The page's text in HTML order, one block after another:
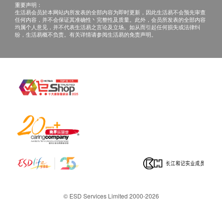
医生讲解报告
查询：
如客户有其他查询，请致电2711 5222 与本院门诊部
职员联络或致电31518813 / Whatsapp 52834117联络
重要声明：
生活易会员於本网站内所发表的全部内容为即时更新，因此生活易不会预先审查
任何内容，并不会保证其准确性丶完整性及质量。此外，会员所发表的全部内容
均属个人意见，并不代表生活易之言论及立场。如从而引起任何损失或法律纠
纷，生活易概不负责。有关详情请参阅生活易的免责声明。
© ESD Services Limited 2000-2026